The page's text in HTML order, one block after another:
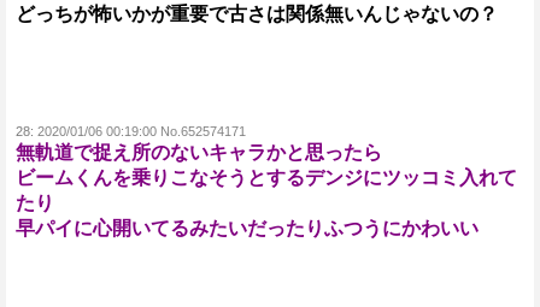
どっちが怖いかが重要で古さは関係無いんじゃないの？
28: 2020/01/06 00:19:00 No.652574171
無軌道で捉え所のないキャラかと思ったら
ビームくんを乗りこなそうとするデンジにツッコミ入れて
たり
早パイに心開いてるみたいだったりふつうにかわいい